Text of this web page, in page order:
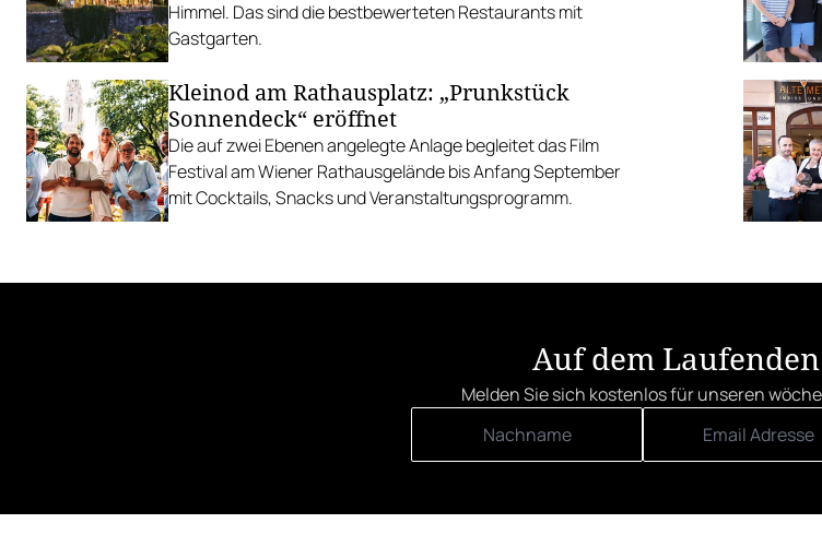
Himmel. Das sind die bestbewerteten Restaurants mit
Gastgarten.
Kleinod am Rathausplatz: „Prunkstück
Sonnendeck“ eröffnet
Die auf zwei Ebenen angelegte Anlage begleitet das Film
Festival am Wiener Rathausgelände bis Anfang September
mit Cocktails, Snacks und Veranstaltungsprogramm.
Auf dem
Melden Sie sich kostenlos für unseren